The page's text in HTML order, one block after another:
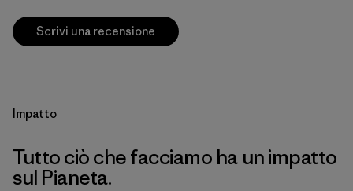
Scrivi una recensione
Impatto
Tutto ciò che facciamo ha un impatto
sul Pianeta.